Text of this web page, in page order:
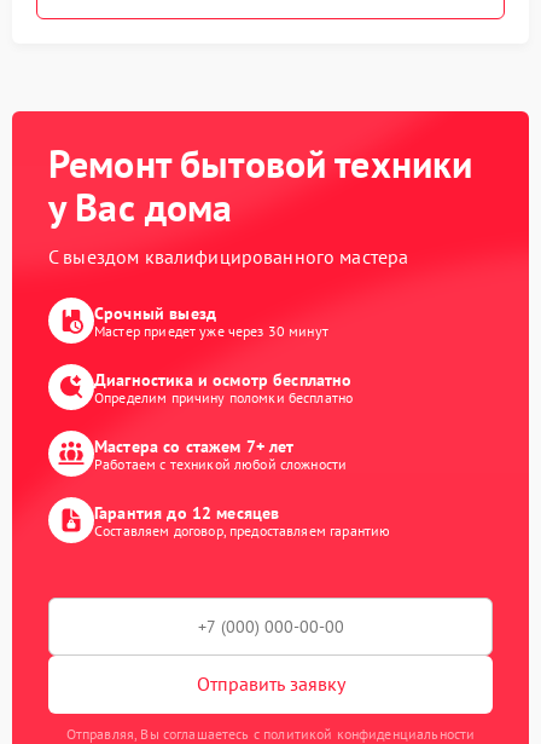
Ремонт бытовой техники
у Вас дома
С выездом квалифицированного мастера
Срочный выезд
Мастер приедет уже через 30 минут
Диагностика и осмотр бесплатно
Определим причину поломки бесплатно
Мастера со стажем 7+ лет
Работаем с техникой любой сложности
Гарантия до 12 месяцев
Составляем договор, предоставляем гарантию
Отправить заявку
Отправляя, Вы соглашаетесь с политикой конфиденциальности